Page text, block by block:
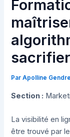
ParApolline
Section :
La visibilité en
être trouvé par